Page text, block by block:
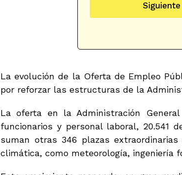
e
ó
i
o
Siguiente
La evolución de la Oferta de Empleo
por reforzar las estructuras de la
La oferta en la Administración
funcionarios y personal laboral, 20.541
suman otras 346 plazas
climática, como meteorología, ingeniería